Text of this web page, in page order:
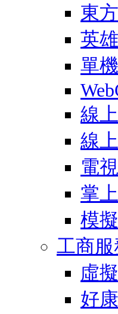
東
英
單
線
線
電
掌
模
工商服
虛
好